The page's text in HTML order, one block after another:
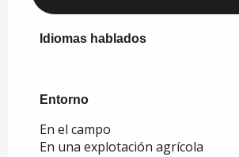
Idiomas hablados
Idiomas hablados
Entorno
Entorno
En el campo
En una explotación agrícola